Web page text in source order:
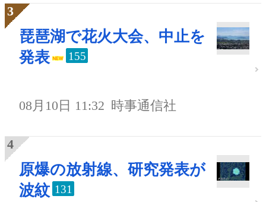
琵琶湖で花火大会、中止を
発表
155
08月10日 11:32 時事通信社
原爆の放射線、研究発表が
波紋 131